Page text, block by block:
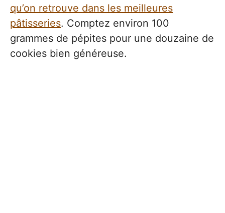
qu’on retrouve dans les meilleures
pâtisseries. Comptez environ 100
grammes de pépites pour une douzaine de
cookies bien généreuse.